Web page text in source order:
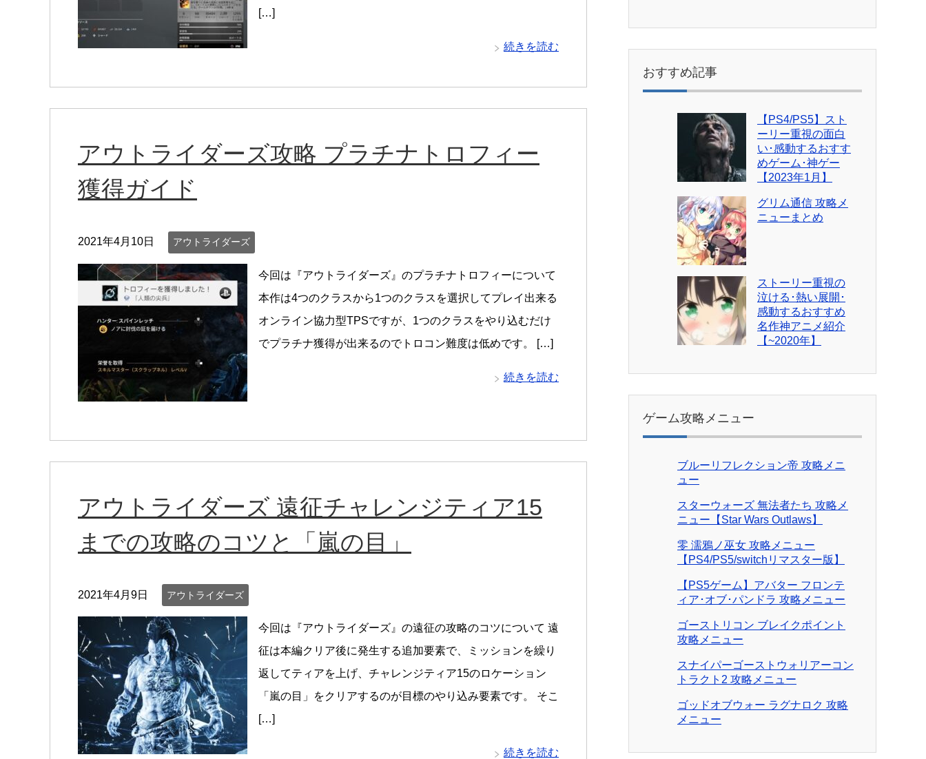
[…]
続きを読む
アウトライダーズ攻略 プラチナトロフィー
獲得ガイド
2021年4月10日 アウトライダーズ
今回は『アウトライダーズ』のプラチナトロフィーについて
本作は4つのクラスから1つのクラスを選択してプレイ出来る
オンライン協力型TPSですが、1つのクラスをやり込むだけ
でプラチナ獲得が出来るのでトロコン難度は低めです。 […]
続きを読む
アウトライダーズ 遠征チャレンジティア15
までの攻略のコツと「嵐の目」
2021年4月9日 アウトライダーズ
今回は『アウトライダーズ』の遠征の攻略のコツについて 遠
征は本編クリア後に発生する追加要素で、ミッションを繰り
返してティアを上げ、チャレンジティア15のロケーション
「嵐の目」をクリアするのが目標のやり込み要素です。 そこ
[…]
続きを読む
おすすめ記事
【PS4/PS5】スト
ーリー重視の面白
い･感動するおすす
めゲーム･神ゲー
【2023年1月】
グリム通信 攻略メ
ニューまとめ
ストーリー重視の
泣ける･熱い展開･
感動するおすすめ
名作神アニメ紹介
【~2020年】
ゲーム攻略メニュー
ブルーリフレクション帝 攻略メニ
ュー
スターウォーズ 無法者たち 攻略メ
ニュー【Star Wars Outlaws】
零 濡鴉ノ巫女 攻略メニュー
【PS4/PS5/switchリマスター版】
【PS5ゲーム】アバター フロンテ
ィア･オブ･パンドラ 攻略メニュー
ゴーストリコン ブレイクポイント
攻略メニュー
スナイパーゴーストウォリアーコン
トラクト2 攻略メニュー
ゴッドオブウォー ラグナロク 攻略
メニュー